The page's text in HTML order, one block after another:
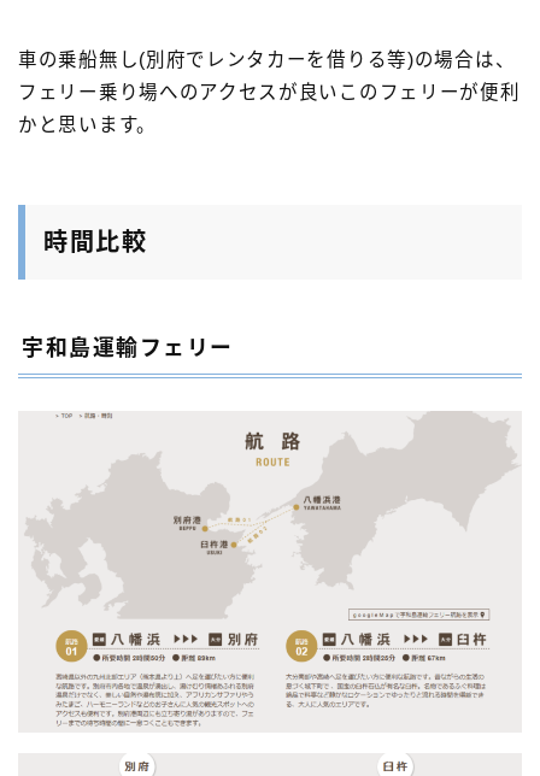
車の乗船無し(別府でレンタカーを借りる等)の場合は、
フェリー乗り場へのアクセスが良いこのフェリーが便利
かと思います。
時間比較
宇和島運輸フェリー